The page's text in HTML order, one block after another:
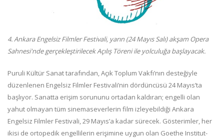
4. Ankara Engelsiz Filmler Festivali, yarın (24 Mayıs Salı) akşam Opera
Sahnesi'nde gerçekleştirilecek Açılış Töreni ile yolculuğa başlayacak.
Puruli Kültür Sanat tarafından, Açık Toplum Vakfı’nın desteğiyle
düzenlenen Engelsiz Filmler Festivali’nin dördüncüsü 24 Mayıs’ta
başlıyor. Sanatta erişim sorununu ortadan kaldıran; engelli olan
yahut olmayan tüm sinemaseverlerin film izleyebildiği Ankara
Engelsiz Filmler Festivali, 29 Mayıs’a kadar sürecek. Gösterimler, her
ikisi de ortopedik engellilerin erişimine uygun olan Goethe Institut-